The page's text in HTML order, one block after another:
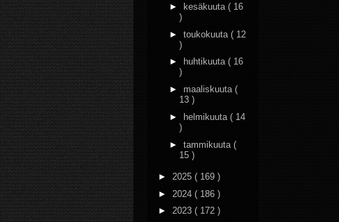
►
kesäkuuta ( 16
)
► toukokuuta ( 12
)
►
huhtikuuta ( 16
)
► maaliskuuta (
13 )
►
helmikuuta ( 14
)
► tammikuuta (
15 )
► 2025 ( 169 )
► 2024 ( 186 )
► 2023 ( 172 )